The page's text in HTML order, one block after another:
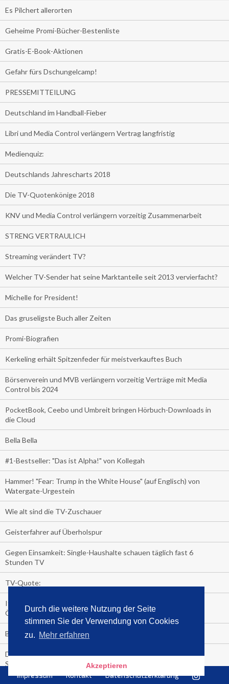
Durch die weitere Nutzung der Seite
stimmen Sie der Verwendung von Cookies
zu. Mehr erfahren
Akzeptieren
Es Pilchert allerorten
Geheime Promi-Bücher-Bestenliste
Gratis-E-Book-Aktionen
Gefahr fürs Dschungelcamp!
PRESSEMITTEILUNG
Deutschland im Handball-Fieber
Libri und Media Control verlängern Vertrag langfristig
Medienquiz:
Deutschlands Jahrescharts 2018
Die TV-Quotenkönige 2018
KNV und Media Control verlängern vorzeitig Zusammenarbeit
STRENG VERTRAULICH
Streaming verändert TV?
Welcher TV-Sender hat seine Marktanteile seit 2013 vervierfacht?
Michelle for President!
Das gruseligste Buch aller Zeiten
Promi-Biografien
Kerkeling erhält Spitzenfeder für meistverkauftes Buch
Börsenverein und MVB verlängern vorzeitig Verträge mit Media
Control bis 2024
PocketBook, Ceebo und Umbreit bringen Hörbuch-Downloads in
die Cloud
Bella Bella
#1-Bestseller: "Das ist Alpha!" von Kollegah
Hammer! "Fear: Trump in the White House" (auf Englisch) von
Watergate-Urgestein
Wie alt sind die TV-Zuschauer
Geisterfahrer auf Überholspur
Gegen Einsamkeit: Single-Haushalte schauen täglich fast 6
Stunden TV
TV-Quote:
Italienisches Kochbuch schießt auf Nummer 1 in Deutschland,
Österreich und Schweiz
Blick in die Garage der TV-Dauerglotzer
Die Deutschen investieren, während die Österreicher und
Schweizer noch nachdenken, wie sie reich werden.
Impressum Kontakt Datenschutzerklärung